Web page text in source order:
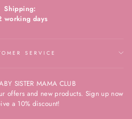
Shipping:
working days
SERVICE
SISTER MAMA CLUB
offers and new products. Sign up now
a 10% discount!